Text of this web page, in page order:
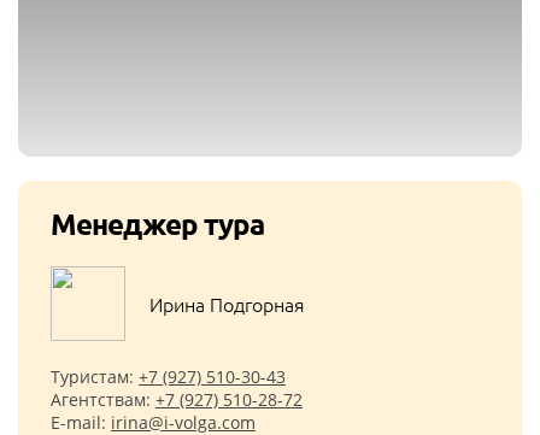
Менеджер тура
Ирина Подгорная
Туристам: +7 (927) 510-30-43
Агентствам: +7 (927) 510-28-72
E-mail: irina@i-volga.com